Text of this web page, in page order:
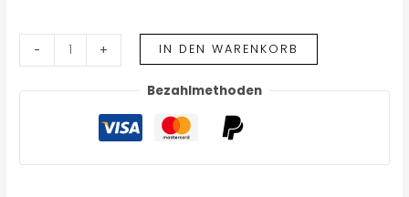
- + IN DEN WARENKORB
Bezahlmethoden